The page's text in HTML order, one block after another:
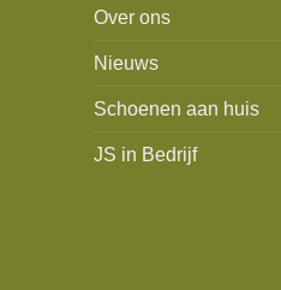
Over ons
Nieuws
Schoenen aan huis
JS in Bedrijf